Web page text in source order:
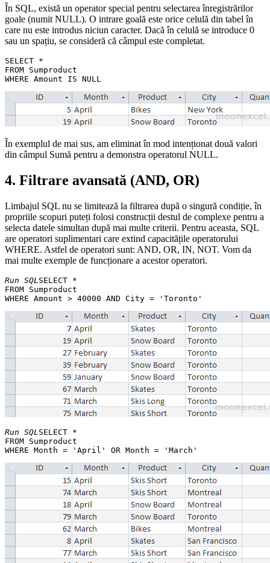
În SQL, există un operator special pentru selectarea înregistrărilor
goale (numit NULL). O intrare goală este orice celulă din tabel în
care nu este introdus niciun caracter. Dacă în celulă se introduce 0
sau un spațiu, se consideră că câmpul este completat.
SELECT *
FROM Sumproduct
În exemplul de mai sus, am eliminat în mod intenționat două valori
din câmpul Sumă pentru a demonstra operatorul NULL.
4. Filtrare avansată (AND, OR)
Limbajul SQL nu se limitează la filtrarea după o singură condiție, în
propriile scopuri puteți folosi construcții destul de complexe pentru a
selecta datele simultan după mai multe criterii. Pentru aceasta, SQL
are operatori suplimentari care extind capacitățile operatorului
WHERE. Astfel de operatori sunt: AND, OR, IN, NOT. Vom da
mai multe exemple de funcționare a acestor operatori.
Run SQLSELECT *
FROM Sumproduct
Run SQLSELECT *
FROM Sumproduct